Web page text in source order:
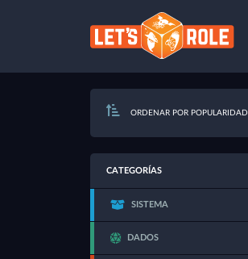
ORDENAR POR POPULARIDAD
CATEGORÍAS
SISTEMA
DADOS